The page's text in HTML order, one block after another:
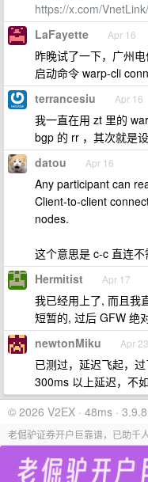
https://x.com/
LaFayette Apr 16
昨晚试了一下，广州
启动命令 warp-cli
terrancesiu Apr 16
我一直在用 zt 里的
bgp 的 rr ，其次就是
datou Apr 16
Any participant can
Client-to-client
nodes.
这个意思是 c-c 直连不
Hermitist Apr 17
我已经用上了, 而且我
短暂的, 过后 GFW 绝
newtonMiku Apr 23
已测过，延迟飞起，
300ms 以上延迟，不
© 2026 V2EX · 48ms ·
老倔驴证券开户巨靠谱，已助千